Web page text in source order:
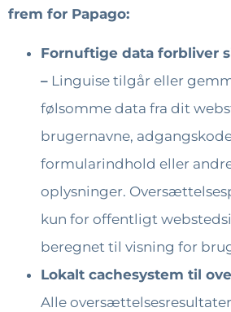
frem for Papago:
Fornuftige data forbliver
– Linguise tilgår eller
følsomme data fra dit
brugernavne,
formularindhold eller
oplysninger.
kun for offentligt
beregnet til visning for
Lokalt cachesystem til
Alle